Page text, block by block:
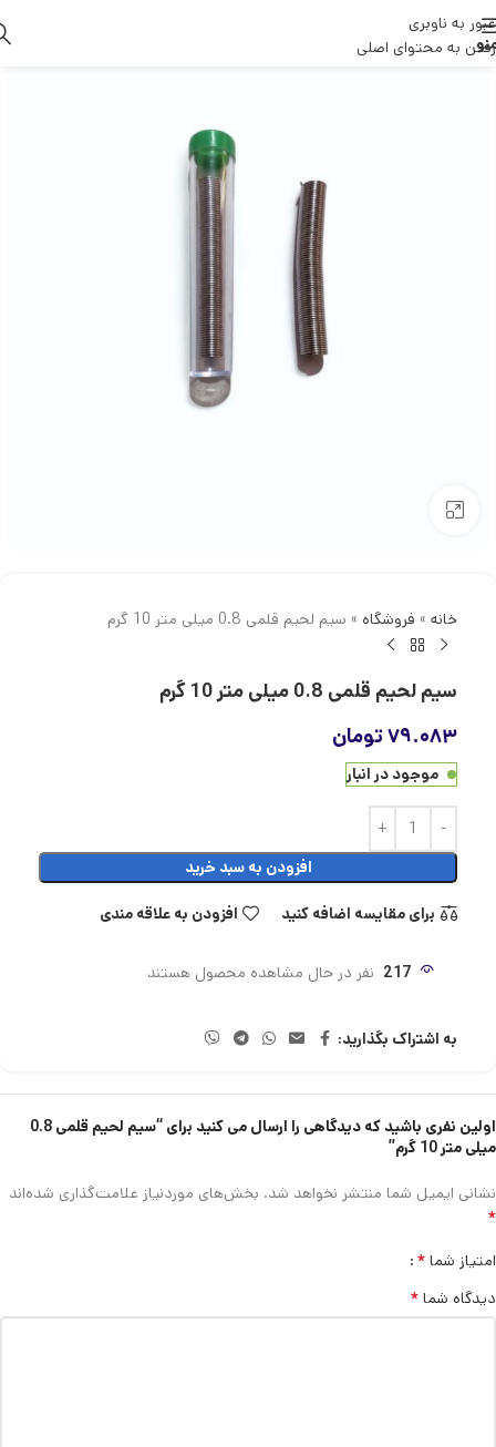
عبور به ناوبری
رفتن به محتوای اصلی
خانه » فروشگاه » سیم لحیم قلمی 0.8 میلی متر 10 گرم
سیم لحیم قلمی 0.8 میلی متر 10 گرم
۷۹.۰۸۳تومان
موجود در انبار
افزودن به سبد خرید
برای مقایسه اضافه کنید افزودن به علاقه مندی
217 نفر در حال مشاهده محصول هستند
به اشتراک بگذارید:
اولین نفری باشید که دیدگاهی را ارسال می کنید برای “سیم لحیم قلمی 0.8
میلی متر 10 گرم”
نشانی ایمیل شما منتشر نخواهد شد. بخش‌های موردنیاز علامت‌گذاری شده‌اند
*
امتیاز شما *
دیدگاه شما *